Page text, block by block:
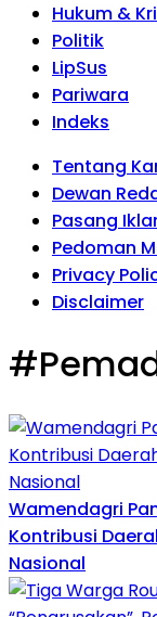
Hukum &
Politik
LipSus
Pariwara
Indeks
Tentang
Dewan
Pasang
Pedoman
Privacy
Disclaimer
Wamendagri
Kontribusi
Nasional